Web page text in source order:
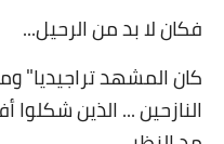
فكان لا بد من الرحيل...
كان المشهد تراجيديا"
النازحين ... الذين